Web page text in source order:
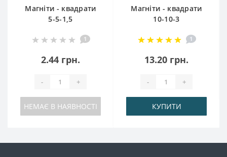
Магніти - квадрати
5-5-1,5
1
2.44 грн.
- +
НЕМАЄ В НАЯВНОСТІ
Магніти - квадрати
10-10-3
1
13.20 грн.
- +
КУПИТИ